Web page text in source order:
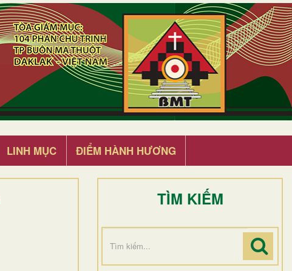
LINH MỤC ĐIỂM HÀNH HƯƠNG
TÌM KIẾM